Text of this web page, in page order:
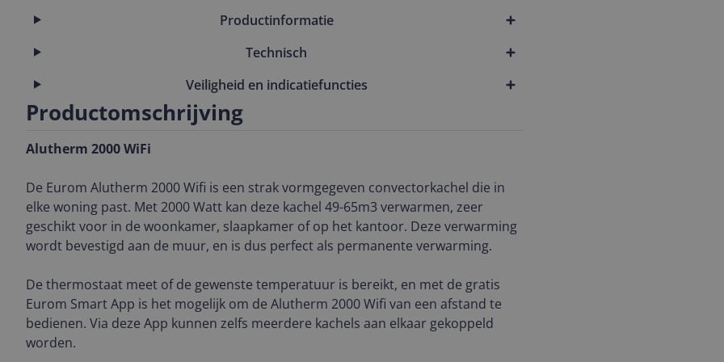
Productinformatie
Technisch
Veiligheid en indicatiefuncties
Productomschrijving
Alutherm 2000 WiFi
De Eurom Alutherm 2000 Wifi is een strak vormgegeven convectorkachel die in
elke woning past. Met 2000 Watt kan deze kachel 49-65m3 verwarmen, zeer
geschikt voor in de woonkamer, slaapkamer of op het kantoor. Deze verwarming
wordt bevestigd aan de muur, en is dus perfect als permanente verwarming.
De thermostaat meet of de gewenste temperatuur is bereikt, en met de gratis
Eurom Smart App is het mogelijk om de Alutherm 2000 Wifi van een afstand te
bedienen. Via deze App kunnen zelfs meerdere kachels aan elkaar gekoppeld
worden.